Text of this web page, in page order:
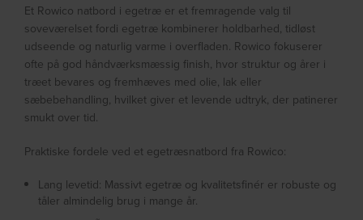
Et Rowico natbord i egetræ er et fremragende valg til
soveværelset fordi egetræ kombinerer holdbarhed, tidløst
udseende og naturlig varme i overfladen. Rowico fokuserer
ofte på god håndværksmæssig finish, hvor struktur og årer i
træet bevares og fremhæves med olie, lak eller
sæbebehandling, hvilket giver et levende udtryk, der patinerer
smukt over tid.
Praktiske fordele ved et egetræsnatbord fra Rowico:
Lang levetid: Massivt egetræ og kvalitetsfinér er robuste og
tåler almindelig brug i mange år.